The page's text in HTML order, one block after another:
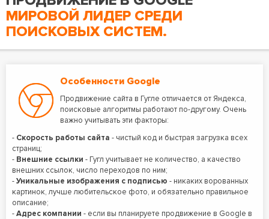
МИРОВОЙ ЛИДЕР СРЕДИ
ПОИСКОВЫХ СИСТЕМ.
Особенности Google
Продвижение сайта в Гугле отличается от Яндекса,
поисковые алгоритмы работают по-другому. Очень
важно учитывать эти факторы:
- Скорость работы сайта - чистый код и быстрая загрузка всех
страниц;
- Внешние ссылки - Гугл учитывает не количество, а качество
внешних ссылок, число переходов по ним;
-Уникальные изображения с подписью - никаких ворованных
картинок, лучше любительское фото, и обязательно правильное
описание;
-Адрес компании - если вы планируете продвижение в Google в